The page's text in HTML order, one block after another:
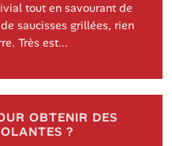
tout en savourant de
saucisses grillées, rien
Très est...
OBTENIR DES
?